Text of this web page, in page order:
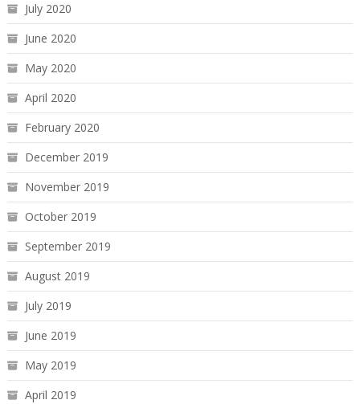
July 2020
June 2020
May 2020
April 2020
February 2020
December 2019
November 2019
October 2019
September 2019
August 2019
July 2019
June 2019
May 2019
April 2019